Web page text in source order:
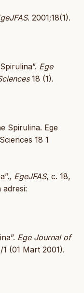
. 2001;18(1).
Ege
18 (1).
Spirulina. Ege
18 1
EgeJFAS, c. 18,
adresi:
Ege Journal of
(01 Mart 2001).